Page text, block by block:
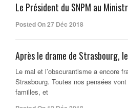
Le Président du SNPM au
Posted On 27 Déc 2018
Après le drame de Strasbourg,
Le mal et l’obscurantisme a encore
Strasbourg. Toutes nos pensées
familles, et